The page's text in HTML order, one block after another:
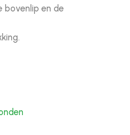
bovenlip en de